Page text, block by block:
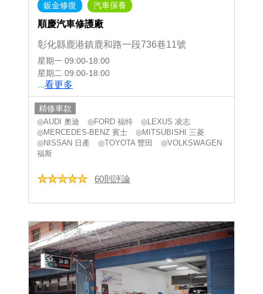
鈑金修復 汽車保養
順慶汽車修護廠
彰化縣鹿港鎮鹿和路一段736巷11號
星期一 09:00-18:00
星期二 09:00-18:00
...看更多
精修車款
◎AUDI 奧迪 ◎FORD 福特
◎LEXUS 凌志
◎MERCEDES-BENZ 賓士
◎MITSUBISHI 三菱
◎NISSAN 日產
◎TOYOTA 豐田
◎VOLKSWAGEN
福斯
60則評論